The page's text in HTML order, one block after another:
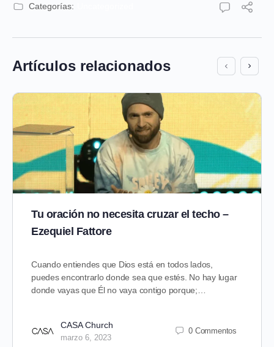
Categorías:
Artículos relacionados
Tu oración no necesita cruzar el techo –
Ezequiel Fattore
Cuando entiendes que Dios está en todos lados,
puedes encontrarlo donde sea que estés. No hay lugar
donde vayas que Él no vaya contigo porque;…
CASA Church
marzo 6, 2023
0 Commentos